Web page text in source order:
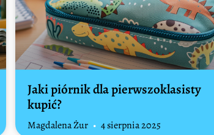
Jaki piórnik dla pierwszoklasisty
kupić?
Magdalena Żur 4 sierpnia 2025